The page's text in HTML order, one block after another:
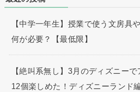
【中学一年生】授業で使う文房具
何が必要？【最低限】
【絶叫系無し】3月のディズニー
12個楽しめた！ディズニーランド